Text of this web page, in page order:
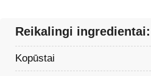
Reikalingi ingredientai:
Kopūstai